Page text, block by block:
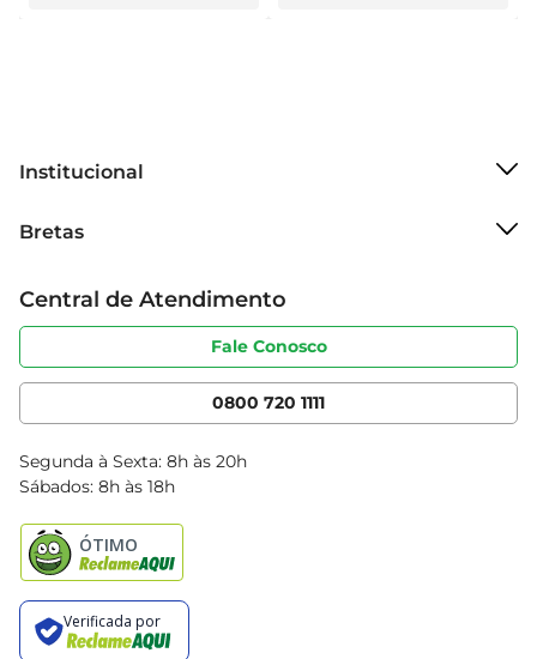
Institucional
Grupo Cencosud
Sobre privacidade
Portal do fornecedor
Cencosud Media
Bretas
Produtos Bretas
Código de ética
Serviços
Clube Bretas
Blog Bretas
Black Friday
Central de Atendimento
Fale Conosco
0800 720 1111
Segunda à Sexta: 8h às 20h
Sábados: 8h às 18h